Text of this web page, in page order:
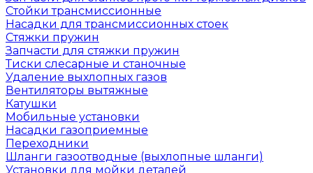
Стойки трансмиссионные
Насадки для трансмиссионных стоек
Стяжки пружин
Запчасти для стяжки пружин
Тиски слесарные и станочные
Удаление выхлопных газов
Вентиляторы вытяжные
Катушки
Мобильные установки
Насадки газоприемные
Переходники
Шланги газоотводные (выхлопные шланги)
Установки для мойки деталей